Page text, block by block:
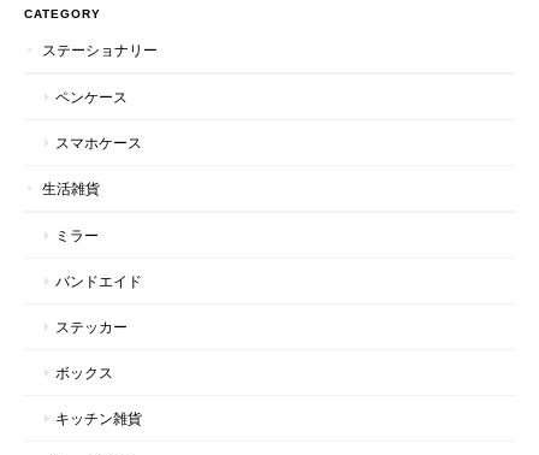
CATEGORY
ステーショナリー
ペンケース
スマホケース
生活雑貨
ミラー
バンドエイド
ステッカー
ボックス
キッチン雑貨